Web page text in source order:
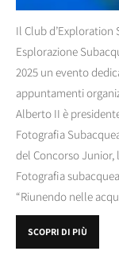
Il Club d’Exploration
Esplorazione
2025 un evento
appuntamenti
Alberto II è
Fotografia
del Concorso Junior,
Fotografia
“Riunendo nelle
SCOPRI DI PIÙ